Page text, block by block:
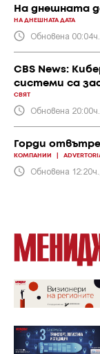
На днешната
НА ДНЕШНАТА ДАТА
Обновена
CBS News:
системи са
СВЯТ
Обновена
Горди отвътре
КОМПАНИИ
Обновена